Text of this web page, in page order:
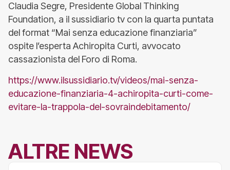
Claudia Segre, Presidente Global Thinking
Foundation, a il sussidiario tv con la quarta puntata
del format “Mai senza educazione finanziaria”
ospite l’esperta Achiropita Curti, avvocato
cassazionista del Foro di Roma.
https://www.ilsussidiario.tv/videos/mai-senza-
educazione-finanziaria-4-achiropita-curti-come-
evitare-la-trappola-del-sovraindebitamento/
ALTRE NEWS